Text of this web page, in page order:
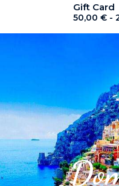
Gift Card
50,00 € -